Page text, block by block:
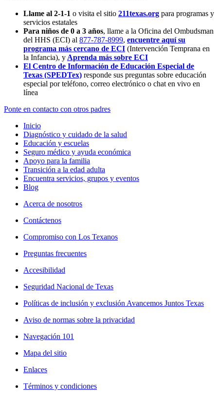
Llame al 2-1-1 o visita el sitio 211texas.org para programas y
servicios estatales
Para niños de 0 a 3 años, llame a la Oficina del Ombudsman
del HHS (ECI) al 877-787-8999, encuentre aquí su
programa más cercano de ECI (Intervención Temprana en
la Infancia), y Aprenda más sobre ECI
El Centro de Información de Educación Especial de
Texas (SPEDTex) responde sus preguntas sobre educación
especial por teléfono, correo electrónico o chat en vivo en
línea
Ponte en contacto con otros padres
Inicio
Diagnóstico y cuidado de la salud
Educación y escuelas
Seguro médico y ayuda económica
Apoyo para la familia
Transición a la edad adulta
Encuentra servicios, grupos y eventos
Blog
Acerca de nosotros
Contáctenos
Compromiso con Los Texanos
Preguntas frecuentes
Accesibilidad
Seguridad Nacional de Texas
Políticas de inclusión y exclusión Avancemos Juntos Texas
Aviso de normas sobre la privacidad
Navegación 101
Mapa del sitio
Enlaces
Términos y condiciones